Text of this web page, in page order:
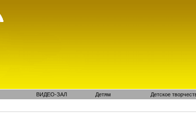
ВИДЕО-ЗАЛ Детям Детское